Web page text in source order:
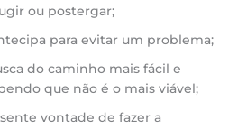
ou postergar;
para evitar um problema;
do caminho mais fácil e
que não é o mais viável;
vontade de fazer a